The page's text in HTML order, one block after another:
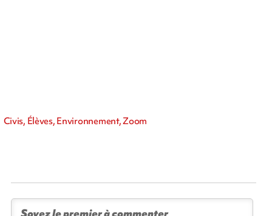
Civis, Élèves, Environnement, Zoom